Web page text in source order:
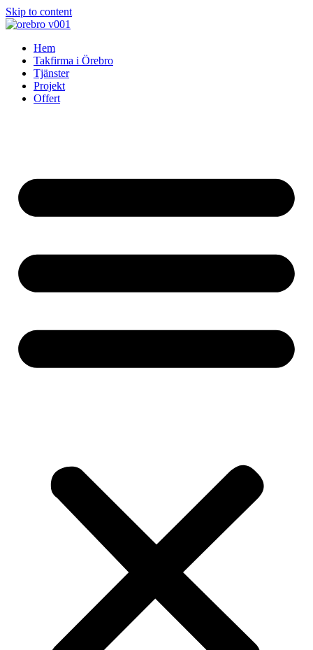
Skip to content
Hem
Takfirma i Örebro
Tjänster
Projekt
Offert